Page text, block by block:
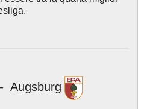
Augsburg